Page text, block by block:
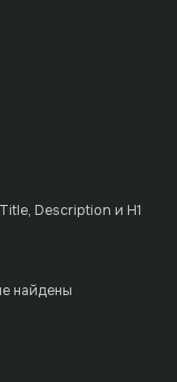
Description и H1
найдены